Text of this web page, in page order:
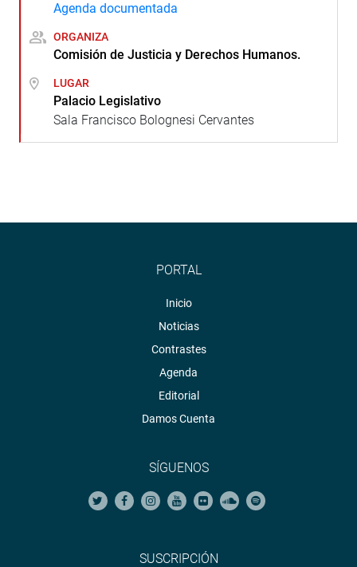
Agenda documentada
ORGANIZA
Comisión de Justicia y Derechos Humanos.
LUGAR
Palacio Legislativo
Sala Francisco Bolognesi Cervantes
PORTAL
Inicio
Noticias
Contrastes
Agenda
Editorial
Damos Cuenta
SÍGUENOS
SUSCRIPCIÓN